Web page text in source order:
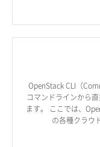
OpenStack CLI（
コマンドラインから
ます。 ここでは、
の各種クラウ